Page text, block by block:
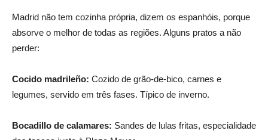
Madrid não tem cozinha própria, dizem os espanhóis, porque
absorve o melhor de todas as regiões. Alguns pratos a não
perder:
Cocido madrileño: Cozido de grão-de-bico, carnes e
legumes, servido em três fases. Típico de inverno.
Bocadillo de calamares: Sandes de lulas fritas, especialidade